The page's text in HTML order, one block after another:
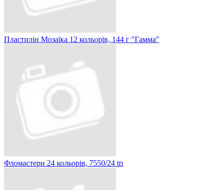
Пластилін Мозаїка 12 кольорів, 144 г "Гамма"
Фломастери 24 кольорів, 7550/24 tп